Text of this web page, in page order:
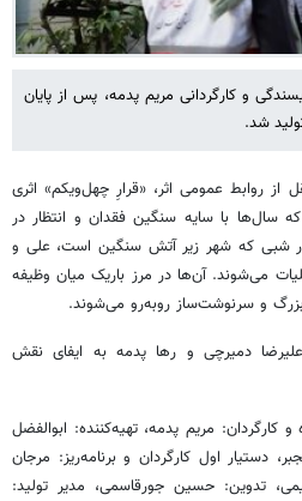
و کارگردانی مریم پدمه، پس از پایان
شد.
از روابط عمومی اثر، «قرارِ چهل‌ویکم» اثری
سال‌ها با سایه سنگین فقدان و انتظار در
در شبی که شهر زیر آتش سنگین است، علی و
می‌شوند. آن‌ها در مرز باریک میان وظیفه
بزرگ و سرنوشت‌ساز روبه‌رو می‌شوند.
دمیرچی و رها پدمه به ایفای نقش
کارگردان: مریم پدمه، تهیه‌کننده: ابوالفضل
دستیار اول کارگردان و برنامه‌ریز: مرجان
تدوین: حسین جورقاسمی، مدیر تولید: